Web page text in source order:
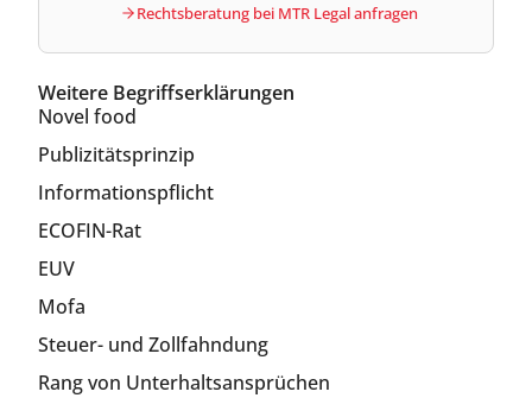
Rechtsberatung bei MTR Legal anfragen
Weitere Begriffserklärungen
Novel food
Publizitätsprinzip
Informationspflicht
ECOFIN-Rat
EUV
Mofa
Steuer- und Zollfahndung
Rang von Unterhaltsansprüchen